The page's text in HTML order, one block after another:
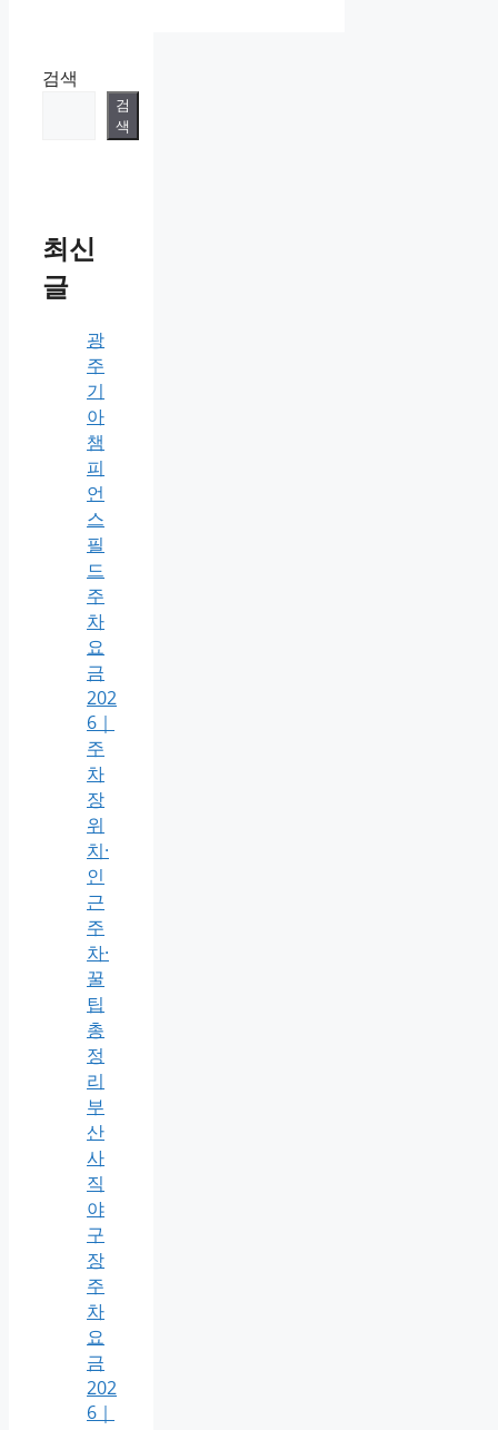
검색
검
색
최신
글
광
주
기
아
챔
피
언
스
필
드
주
차
요
금
202
6｜
주
차
장
위
치·
인
근
주
차·
꿀
팁
총
정
리
부
산
사
직
야
구
장
주
차
요
금
202
6｜